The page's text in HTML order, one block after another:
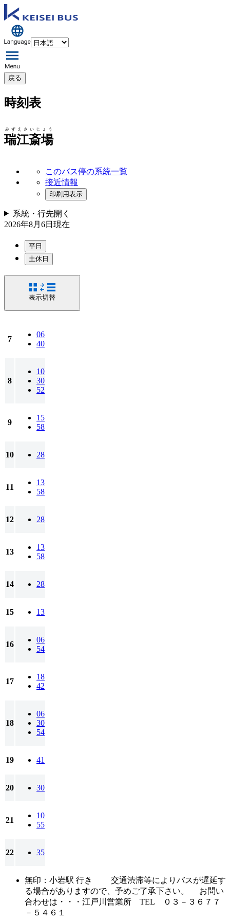
戻る
時刻表
瑞江斎場
みずえさいじょう
このバス停の系統一覧
接近情報
印刷用表示
系統・行先開く
2026年8月6日 現在
平日
土休日
表示切替
7
06
40
8
10
30
52
9
15
58
10 28
11
13
58
12 28
13
13
58
14 28
15 13
16
06
54
17
18
42
18
06
30
54
19 41
20 30
21
10
55
22 35
無印：小岩駅 行き 交通渋滞等によりバスが遅延す
る場合がありますので、予めご了承下さい。 お問い
合わせは・・・江戸川営業所 TEL ０３－３６７７
－５４６１